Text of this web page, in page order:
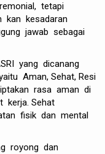
tetapi
kan kesadaran
jawab sebagai
yang dicanang
Aman, Sehat, Resi
rasa aman di
kerja. Sehat
fisik dan mental
royong dan